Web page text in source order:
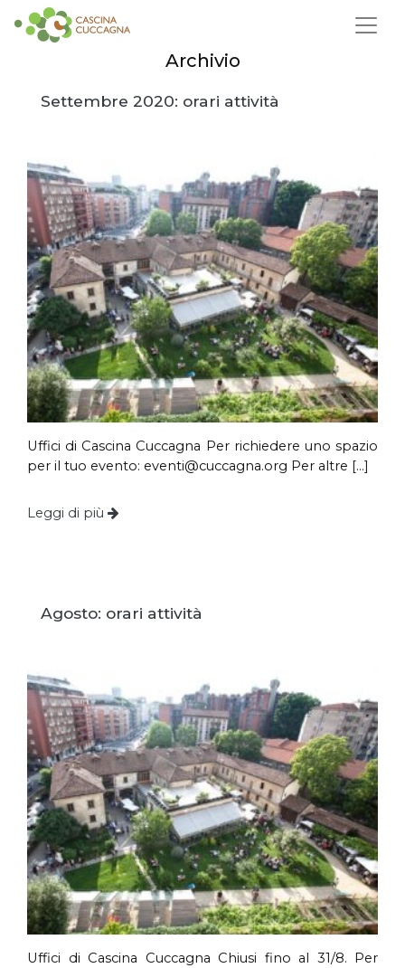
Archivio
Settembre 2020: orari attività
Uffici di Cascina Cuccagna Per richiedere uno spazio
per il tuo evento: eventi@cuccagna.org Per altre […]
Leggi di più
Agosto: orari attività
Uffici di Cascina Cuccagna Chiusi fino al 31/8. Per